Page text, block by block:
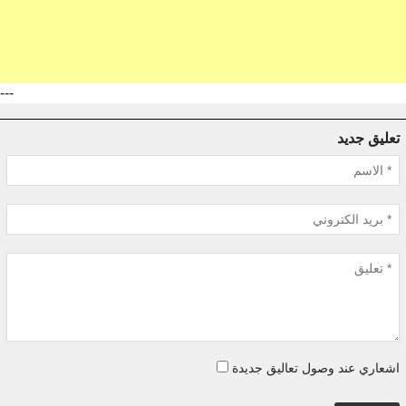
---
تعليق جديد
اشعاري عند وصول تعاليق جديدة